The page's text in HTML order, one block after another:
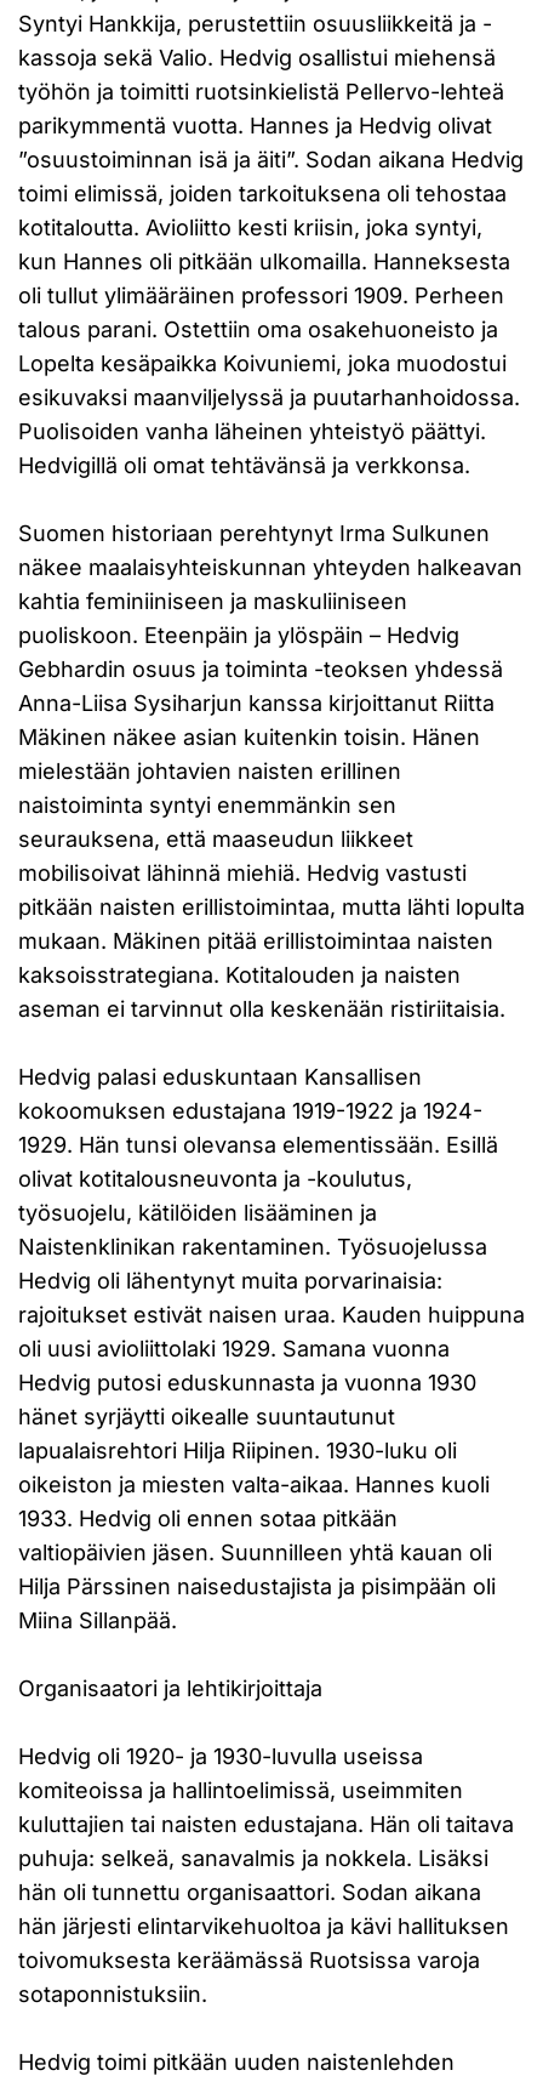
Syntyi Hankkija, perustettiin osuusliikkeitä ja -
kassoja sekä Valio. Hedvig osallistui miehensä
työhön ja toimitti ruotsinkielistä Pellervo-lehteä
parikymmentä vuotta. Hannes ja Hedvig olivat
”osuustoiminnan isä ja äiti”. Sodan aikana Hedvig
toimi elimissä, joiden tarkoituksena oli tehostaa
kotitaloutta. Avioliitto kesti kriisin, joka syntyi,
kun Hannes oli pitkään ulkomailla. Hanneksesta
oli tullut ylimääräinen professori 1909. Perheen
talous parani. Ostettiin oma osakehuoneisto ja
Lopelta kesäpaikka Koivuniemi, joka muodostui
esikuvaksi maanviljelyssä ja puutarhanhoidossa.
Puolisoiden vanha läheinen yhteistyö päättyi.
Hedvigillä oli omat tehtävänsä ja verkkonsa.
Suomen historiaan perehtynyt Irma Sulkunen
näkee maalaisyhteiskunnan yhteyden halkeavan
kahtia feminiiniseen ja maskuliiniseen
puoliskoon. Eteenpäin ja ylöspäin – Hedvig
Gebhardin osuus ja toiminta -teoksen yhdessä
Anna-Liisa Sysiharjun kanssa kirjoittanut Riitta
Mäkinen näkee asian kuitenkin toisin. Hänen
mielestään johtavien naisten erillinen
naistoiminta syntyi enemmänkin sen
seurauksena, että maaseudun liikkeet
mobilisoivat lähinnä miehiä. Hedvig vastusti
pitkään naisten erillistoimintaa, mutta lähti lopulta
mukaan. Mäkinen pitää erillistoimintaa naisten
kaksoisstrategiana. Kotitalouden ja naisten
aseman ei tarvinnut olla keskenään ristiriitaisia.
Hedvig palasi eduskuntaan Kansallisen
kokoomuksen edustajana 1919-1922 ja 1924-
1929. Hän tunsi olevansa elementissään. Esillä
olivat kotitalousneuvonta ja -koulutus,
työsuojelu, kätilöiden lisääminen ja
Naistenklinikan rakentaminen. Työsuojelussa
Hedvig oli lähentynyt muita porvarinaisia:
rajoitukset estivät naisen uraa. Kauden huippuna
oli uusi avioliittolaki 1929. Samana vuonna
Hedvig putosi eduskunnasta ja vuonna 1930
hänet syrjäytti oikealle suuntautunut
lapualaisrehtori Hilja Riipinen. 1930-luku oli
oikeiston ja miesten valta-aikaa. Hannes kuoli
1933. Hedvig oli ennen sotaa pitkään
valtiopäivien jäsen. Suunnilleen yhtä kauan oli
Hilja Pärssinen naisedustajista ja pisimpään oli
Miina Sillanpää.
Organisaatori ja lehtikirjoittaja
Hedvig oli 1920- ja 1930-luvulla useissa
komiteoissa ja hallintoelimissä, useimmiten
kuluttajien tai naisten edustajana. Hän oli taitava
puhuja: selkeä, sanavalmis ja nokkela. Lisäksi
hän oli tunnettu organisaattori. Sodan aikana
hän järjesti elintarvikehuoltoa ja kävi hallituksen
toivomuksesta keräämässä Ruotsissa varoja
sotaponnistuksiin.
Hedvig toimi pitkään uuden naistenlehden